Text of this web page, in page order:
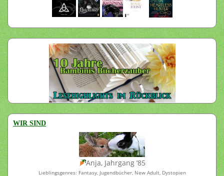
WIR SIND
Anja, Jahrgang ’85
Lieblingsgenres: Fantasy, Jugendbücher, New Adult, Dystopien